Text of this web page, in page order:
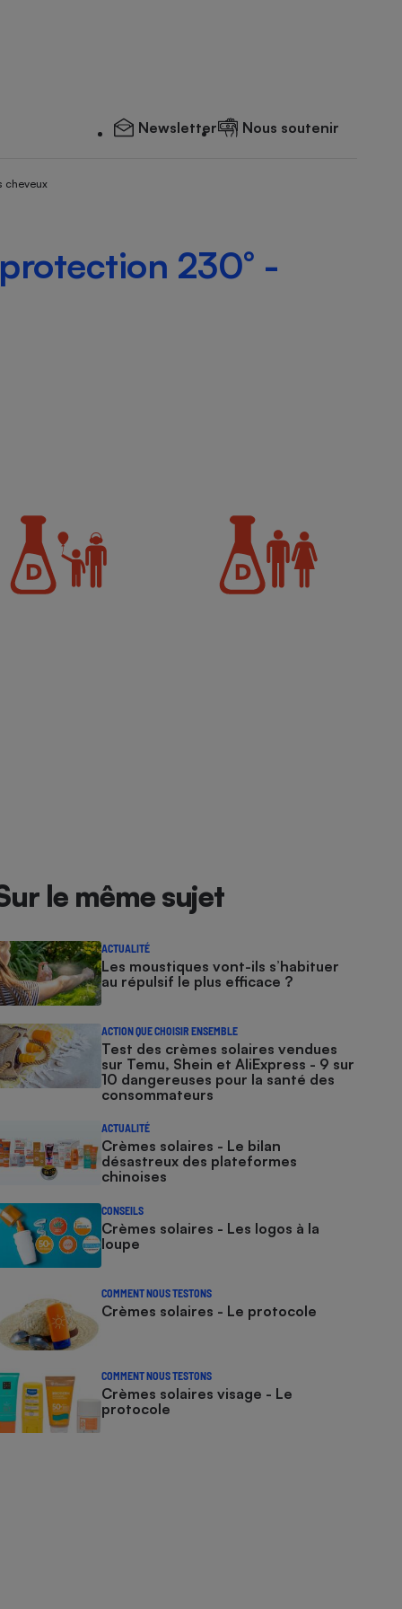
Newsletter Nous soutenir
cheveux
230° -
le même sujet
ACTUALITÉ
Les moustiques vont-ils s’habituer
au répulsif le plus efficace ?
ACTION QUE CHOISIR ENSEMBLE
Test des crèmes solaires vendues
sur Temu, Shein et AliExpress - 9 sur
10 dangereuses pour la santé des
consommateurs
ACTUALITÉ
Crèmes solaires - Le bilan
désastreux des plateformes
chinoises
CONSEILS
Crèmes solaires - Les logos à la
loupe
COMMENT NOUS TESTONS
Crèmes solaires - Le protocole
COMMENT NOUS TESTONS
Crèmes solaires visage - Le
protocole